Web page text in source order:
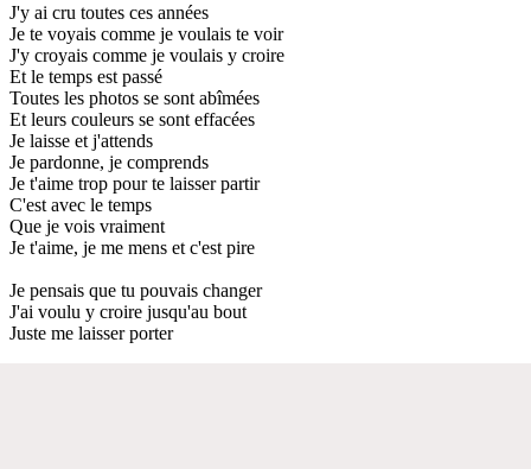
J'y ai cru toutes ces années
Je te voyais comme je voulais te voir
J'y croyais comme je voulais y croire
Et le temps est passé
Toutes les photos se sont abîmées
Et leurs couleurs se sont effacées
Je laisse et j'attends
Je pardonne, je comprends
Je t'aime trop pour te laisser partir
C'est avec le temps
Que je vois vraiment
Je t'aime, je me mens et c'est pire
Je pensais que tu pouvais changer
J'ai voulu y croire jusqu'au bout
Juste me laisser porter